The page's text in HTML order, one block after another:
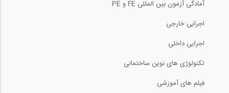
آمادگی آزمون بین المللی FE و PE
اجرایی خارجی
اجرایی داخلی
تکنولوژی های نوین ساختمانی
فیلم های آموزشی